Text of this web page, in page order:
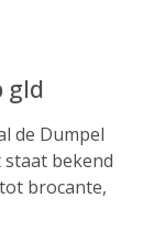
gld
de Dumpel
bekend
brocante,